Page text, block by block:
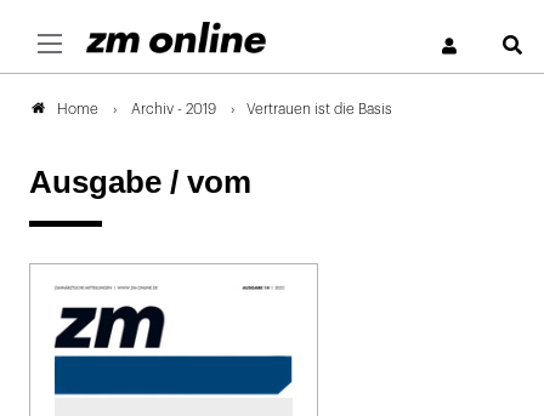
Home Archiv - 2019 Vertrauen ist die Basis
Ausgabe / vom